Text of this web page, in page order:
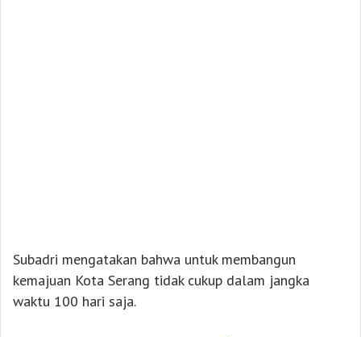
Subadri mengatakan bahwa untuk membangun
kemajuan Kota Serang tidak cukup dalam jangka
waktu 100 hari saja.